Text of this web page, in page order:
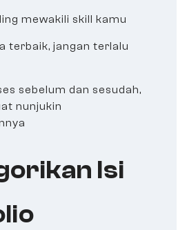
mewakili skill kamu
terbaik, jangan terlalu
sebelum dan sesudah,
nunjukin
Isi